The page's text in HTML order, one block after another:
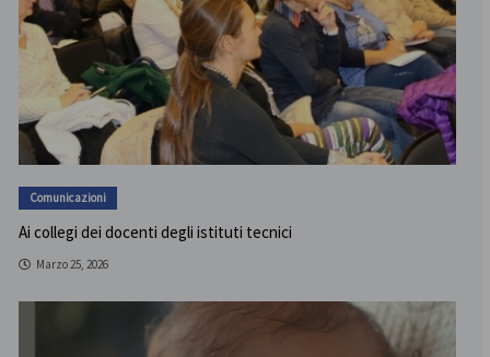
Comunicazioni
Ai collegi dei docenti degli istituti tecnici
Marzo 25, 2026